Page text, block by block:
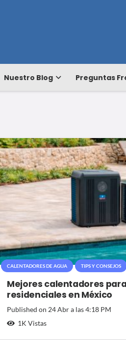
Nuestro Blog Preguntas
CALENTADORES DE AGUA TIPS Y CONSEJOS
Mejores calentadores
residenciales en México
Published on 24 Abr a las 4:18 PM
1K Vistas